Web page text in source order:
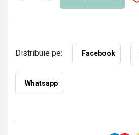
Distribuie pe: Facebook
Whatsapp